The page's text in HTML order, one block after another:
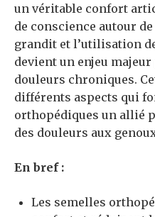
un véritable confort
de conscience autour
grandit et l’utilisation
devient un enjeu
douleurs chroniques.
différents aspects qui
orthopédiques un allié
des douleurs aux
En bref :
Les semelles